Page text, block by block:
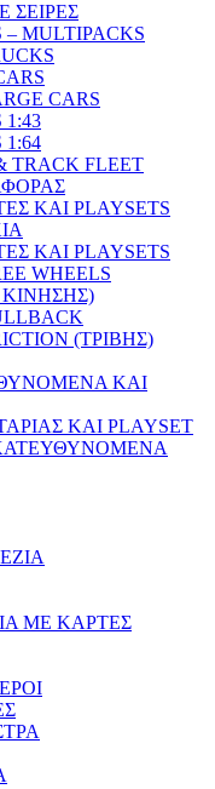
ΣΕΙΡΕΣ
– MULTIPACKS
CARS
1:43
1:64
TRACK FLEET
ΚΑΙ PLAYSETS
ΚΑΙ PLAYSETS
WHEELS
(ΤΡΙΒΗΣ)
ΚΑΙ
ΚΑΙ PLAYSET
ΜΕ ΚΑΡΤΕΣ